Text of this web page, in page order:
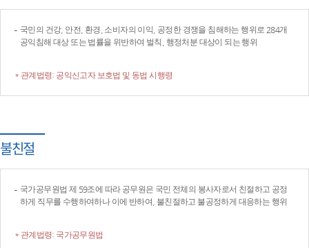
국민의 건강, 안전, 환경, 소비자의 이익, 공정한 경쟁을 침해하는 행위로 284개
공익침해 대상 또는 법률을 위반하여 벌칙, 행정처분 대상이 되는 행위
* 관계법령: 공익신고자 보호법 및 동법 시행령
불친절
국가공무원법 제 59조에 따라 공무원은 국민 전체의 봉사자로서 친절하고 공정
하게 직무를 수행하여하나 이에 반하여, 불친절하고 불공정하게 대응하는 행위
* 관계법령: 국가공무원법